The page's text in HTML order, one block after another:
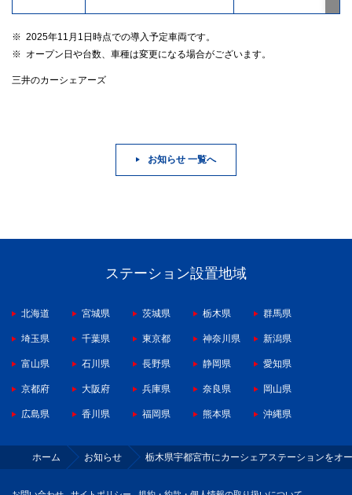
※ 2025年11月1日時点での導入予定車両です。
※ オープン日や台数、車種は変更になる場合がございます。
三井のカーシェアーズ
お知らせ 一覧へ
ステーション設置地域
北海道 宮城県 茨城県 栃木県 群馬県
埼玉県 千葉県 東京都 神奈川県 新潟県
富山県 石川県 長野県 静岡県 愛知県
京都府 大阪府 兵庫県 奈良県 岡山県
広島県 香川県 福岡県 熊本県 沖縄県
ホーム お知らせ 栃木県宇都宮市にカーシェアステーションをオ